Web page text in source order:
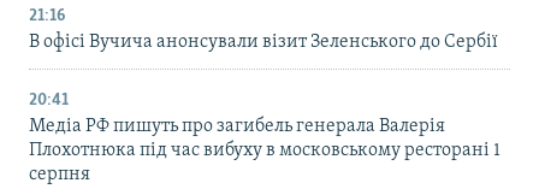
21:16
В офісі Вучича анонсували візит Зеленського до Сербії
20:41
Медіа РФ пишуть про загибель генерала Валерія
Плохотнюка під час вибуху в московському ресторані 1
серпня